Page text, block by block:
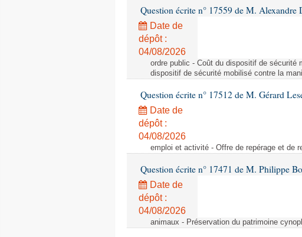
Question écrite n° 17559 de M. Alexandre
Date de
dépôt :
04/08/2026
ordre public - Coût du dispositif de sécurité
dispositif de sécurité mobilisé contre la
Question écrite n° 17512 de M. Gérard
Date de
dépôt :
04/08/2026
emploi et activité - Offre de repérage et de
Question écrite n° 17471 de M. Philippe
Date de
dépôt :
04/08/2026
animaux - Préservation du patrimoine